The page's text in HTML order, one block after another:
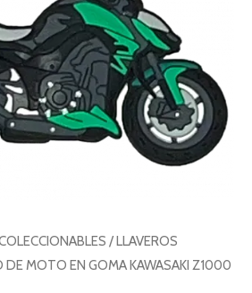
/LLAVEROS
DE MOTO EN GOMA KAWASAKI Z1000